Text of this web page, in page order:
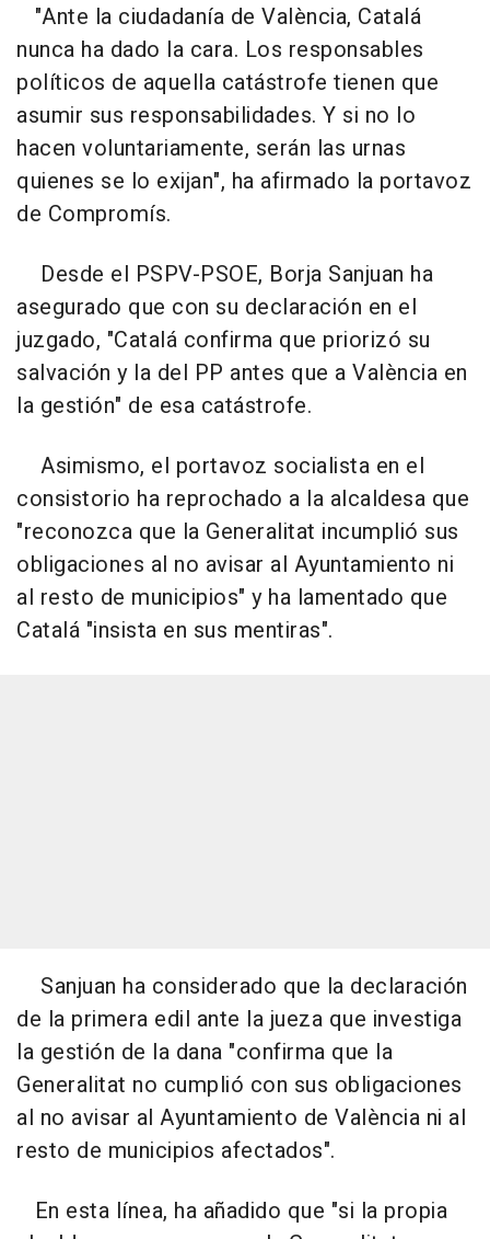
"Ante la ciudadanía de València, Catalá
nunca ha dado la cara. Los responsables
políticos de aquella catástrofe tienen que
asumir sus responsabilidades. Y si no lo
hacen voluntariamente, serán las urnas
quienes se lo exijan", ha afirmado la portavoz
de Compromís.
Desde el PSPV-PSOE, Borja Sanjuan ha
asegurado que con su declaración en el
juzgado, "Catalá confirma que priorizó su
salvación y la del PP antes que a València en
la gestión" de esa catástrofe.
Asimismo, el portavoz socialista en el
consistorio ha reprochado a la alcaldesa que
"reconozca que la Generalitat incumplió sus
obligaciones al no avisar al Ayuntamiento ni
al resto de municipios" y ha lamentado que
Catalá "insista en sus mentiras".
Sanjuan ha considerado que la declaración
de la primera edil ante la jueza que investiga
la gestión de la dana "confirma que la
Generalitat no cumplió con sus obligaciones
al no avisar al Ayuntamiento de València ni al
resto de municipios afectados".
En esta línea, ha añadido que "si la propia